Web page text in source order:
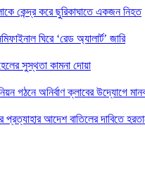
কেন্দ্র করে ছুরিকাঘাতে একজন নিহত
ঘিরে ‘রেড অ্যালার্ট’ জারি
সুস্থতা কামনা দোয়া
গঠনে অনির্বাণ ক্লাবের উদ্যোগে
আদেশ বাতিলের দাবিতে